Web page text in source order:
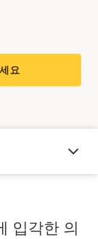
요
입각한 의